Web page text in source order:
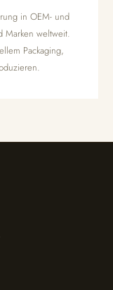
in OEM- und
Marken weltweit.
Packaging,